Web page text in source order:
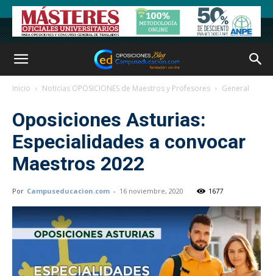
Inicio Noticias OPOSICIONES de Maestros y Profesores General
Oposiciones Asturias:
Especialidades a convocar
Maestros 2022
Por Campuseducacion.com - 16 noviembre, 2020 1677